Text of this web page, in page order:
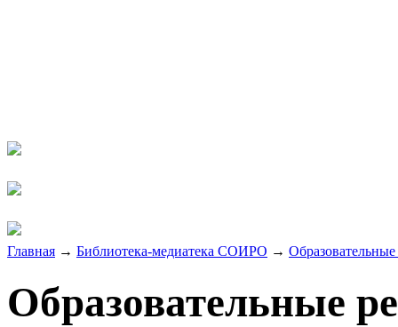
Главная → Библиотека-медиатека СОИРО →
Образовательные